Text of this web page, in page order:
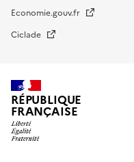
Economie.gouv.fr
Ciclade
RÉPUBLIQUE
FRANÇAISE